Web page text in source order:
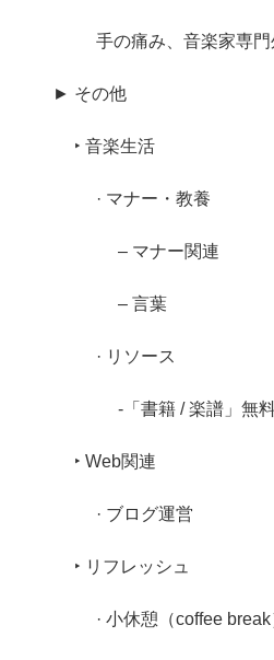
手の痛み、音楽家専
► その他
‣ 音楽生活
· マナー・教養
– マナー関連
– 言葉
· リソース
-「書籍 / 楽譜」無
‣ Web関連
· ブログ運営
‣ リフレッシュ
· 小休憩（coffee